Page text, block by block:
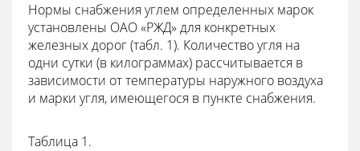
Нормы снабжения углем определенных марок
установлены ОАО «РЖД» для конкретных
железных дорог (табл. 1). Количество угля на
одни сутки (в килограммах) рассчитывается в
зависимости от температуры наружного воздуха
и марки угля, имеющегося в пункте снабжения.
Таблица 1.